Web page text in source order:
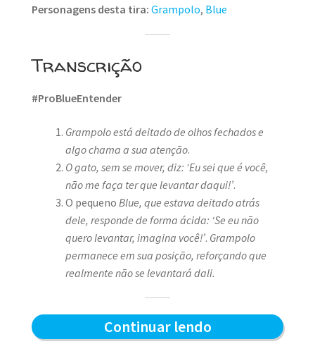
Personagens desta tira: Grampolo, Blue
Transcrição
#ProBlueEntender
Grampolo está deitado de olhos fechados e
algo chama a sua atenção.
O gato, sem se mover, diz: ‘Eu sei que é você,
não me faça ter que levantar daqui!’.
O pequeno Blue, que estava deitado atrás
dele, responde de forma ácida: ‘Se eu não
quero levantar, imagina você!’. Grampolo
permanece em sua posição, reforçando que
realmente não se levantará dali.
Continuar lendoQuem